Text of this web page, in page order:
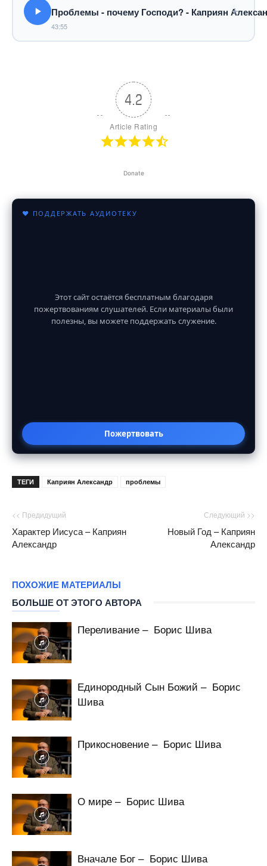
Проблемы - почему Господи? - Каприян
43:55
4.2
Article Rating
Donate
♥ ПОДДЕРЖАТЬ АУДИОТЕКУ
Этот сайт остаётся бесплатным благодаря
пожертвованиям слушателей. Если материалы были
полезны, вы можете поддержать служение.
Пожертвовать
ТЕГИ Каприян Александр проблемы
<< Предидущий
Характер Иисуса – Каприян
Александр
Следующий >>
Новый Год – Каприян
Александр
ПОХОЖИЕ МАТЕРИАЛЫ
БОЛЬШЕ ОТ ЭТОГО АВТОРА
Переливание – Борис Шива
Единородный Сын Божий – Борис
Шива
Прикосновение – Борис Шива
О мире – Борис Шива
Вначале Бог – Борис Шива